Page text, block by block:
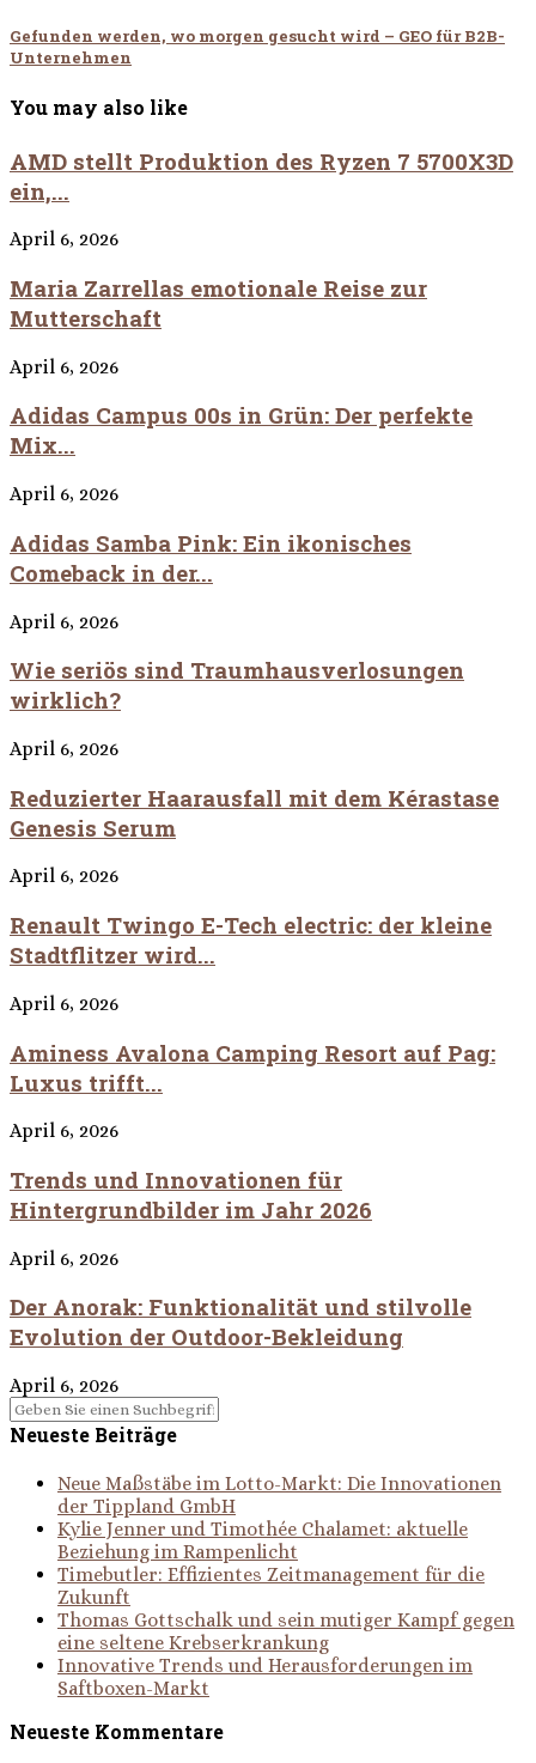
Gefunden werden, wo morgen gesucht wird – GEO für B2B-
Unternehmen
You may also like
AMD stellt Produktion des Ryzen 7 5700X3D
ein,...
April 6, 2026
Maria Zarrellas emotionale Reise zur
Mutterschaft
April 6, 2026
Adidas Campus 00s in Grün: Der perfekte
Mix...
April 6, 2026
Adidas Samba Pink: Ein ikonisches
Comeback in der...
April 6, 2026
Wie seriös sind Traumhausverlosungen
wirklich?
April 6, 2026
Reduzierter Haarausfall mit dem Kérastase
Genesis Serum
April 6, 2026
Renault Twingo E-Tech electric: der kleine
Stadtflitzer wird...
April 6, 2026
Aminess Avalona Camping Resort auf Pag:
Luxus trifft...
April 6, 2026
Trends und Innovationen für
Hintergrundbilder im Jahr 2026
April 6, 2026
Der Anorak: Funktionalität und stilvolle
Evolution der Outdoor-Bekleidung
April 6, 2026
Neueste Beiträge
Neue Maßstäbe im Lotto-Markt: Die Innovationen
der Tippland GmbH
Kylie Jenner und Timothée Chalamet: aktuelle
Beziehung im Rampenlicht
Timebutler: Effizientes Zeitmanagement für die
Zukunft
Thomas Gottschalk und sein mutiger Kampf gegen
eine seltene Krebserkrankung
Innovative Trends und Herausforderungen im
Saftboxen-Markt
Neueste Kommentare